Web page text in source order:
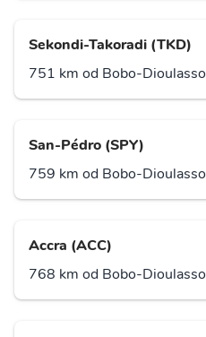
Sekondi-Takoradi (TKD)
751 km od Bobo-Dioulasso
San-Pédro (SPY)
759 km od Bobo-Dioulasso
Accra (ACC)
768 km od Bobo-Dioulasso